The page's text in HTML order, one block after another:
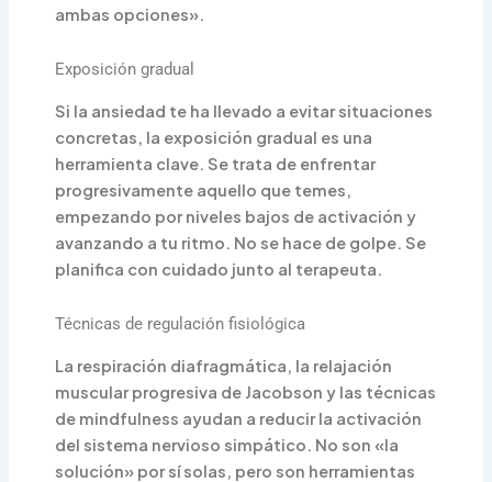
ambas opciones».
Exposición gradual
Si la ansiedad te ha llevado a evitar situaciones
concretas, la exposición gradual es una
herramienta clave. Se trata de enfrentar
progresivamente aquello que temes,
empezando por niveles bajos de activación y
avanzando a tu ritmo. No se hace de golpe. Se
planifica con cuidado junto al terapeuta.
Técnicas de regulación fisiológica
La respiración diafragmática, la relajación
muscular progresiva de Jacobson y las técnicas
de mindfulness ayudan a reducir la activación
del sistema nervioso simpático. No son «la
solución» por sí solas, pero son herramientas